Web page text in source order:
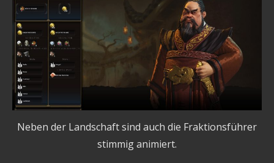
Neben der Landschaft sind auch die Fraktionsführer
stimmig animiert.